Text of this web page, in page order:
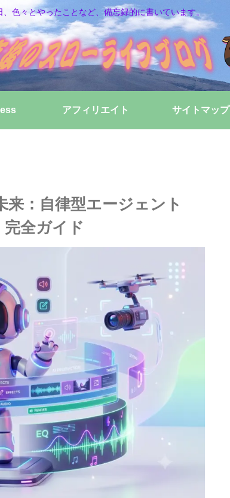
、色々とやったことなど、備忘録的に書いています。
アフィリエイト サイトマップ
：自律型エージェント
完全ガイド